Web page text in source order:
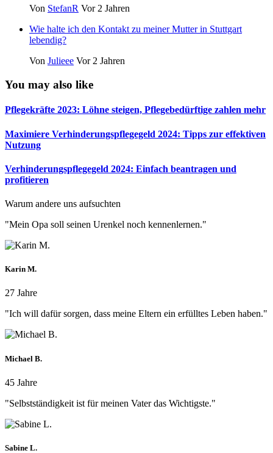
Von StefanR Vor 2 Jahren
Wie halte ich den Kontakt zu meiner Mutter in Stuttgart
lebendig?
Von Julieee Vor 2 Jahren
You may also like
Pflegekräfte 2023: Löhne steigen, Pflegebedürftige zahlen mehr
Maximiere Verhinderungspflegegeld 2024: Tipps zur effektiven
Nutzung
Verhinderungspflegegeld 2024: Einfach beantragen und
profitieren
Warum andere uns aufsuchten
"Mein Opa soll seinen Urenkel noch kennenlernen."
Karin M.
27 Jahre
"Ich will dafür sorgen, dass meine Eltern ein erfülltes Leben haben."
Michael B.
45 Jahre
"Selbstständigkeit ist für meinen Vater das Wichtigste."
Sabine L.